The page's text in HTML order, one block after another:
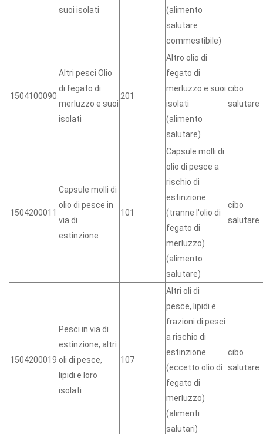
suoi isolati
(alimento
salutare
commestibile)
1504100090
Altri pesci Olio
di fegato di
merluzzo e suoi
isolati
201
Altro olio di
fegato di
merluzzo e suoi
isolati
(alimento
salutare)
cibo
salutare
1504200011
Capsule molli di
olio di pesce in
via di
estinzione
101
Capsule molli di
olio di pesce a
rischio di
estinzione
(tranne l'olio di
fegato di
merluzzo)
(alimento
salutare)
cibo
salutare
1504200019
Pesci in via di
estinzione, altri
oli di pesce,
lipidi e loro
isolati
107
Altri oli di
pesce, lipidi e
frazioni di pesci
a rischio di
estinzione
(eccetto olio di
fegato di
merluzzo)
(alimenti
salutari)
cibo
salutare